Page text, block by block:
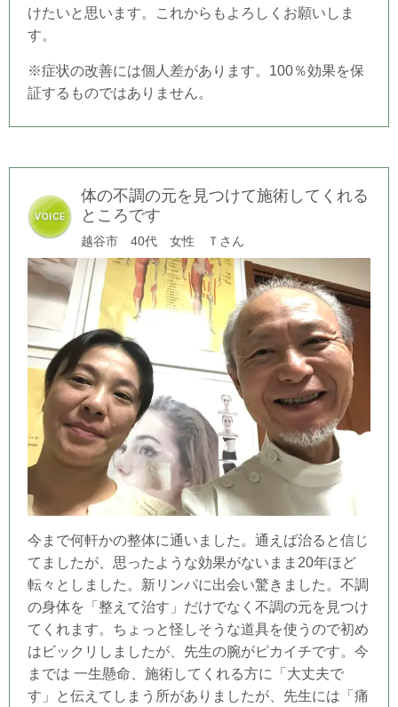
けたいと思います。これからもよろしくお願いしま
す。
※症状の改善には個人差があります。100％効果を保
証するものではありません。
体の不調の元を見つけて施術してくれる
ところです
越谷市 40代 女性 Ｔさん
今まで何軒かの整体に通いました。通えば治ると信じ
てましたが、思ったような効果がないまま20年ほど
転々としました。新リンパに出会い驚きました。不調
の身体を「整えて治す」だけでなく不調の元を見つけ
てくれます。ちょっと怪しそうな道具を使うので初め
はビックリしましたが、先生の腕がピカイチです。今
までは 一生懸命、施術してくれる方に「大丈夫で
す」と伝えてしまう所がありましたが、先生には「痛